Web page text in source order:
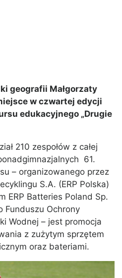
geografii Małgorzaty
w czwartej edycji
edukacyjnego „Drugie
210 zespołów z całej
61.
– organizowanego przez
S.A. (ERP Polska)
ERP Batteries Poland Sp.
Funduszu Ochrony
Wodnej – jest promocja
z zużytym sprzętem
oraz bateriami.